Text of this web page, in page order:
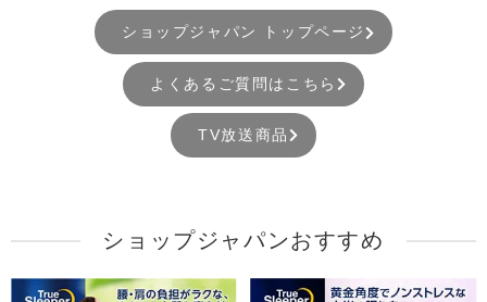
ショップジャパン トップページ
よくあるご質問はこちら
TV放送商品
ショップジャパンおすすめ